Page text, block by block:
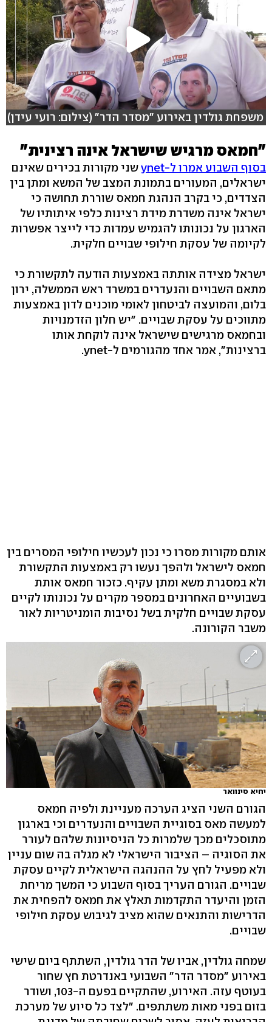
משפחת גולדין באירוע "מסדר הדר" (צילום: רועי עידן)
"חמאס מרגיש שישראל אינה רצינית"
בסוף השבוע אמרו ל-ynet
שני מקורות בכירים שאינם
ישראלים, המעורים בתמונת המצב של המשא ומתן בין
הצדדים, כי בקרב הנהגת חמאס שוררת תחושה כי
ישראל אינה משדרת מידת רצינות כלפי איתותיו של
הארגון על נכונותו להגמיש עמדות כדי לייצר אפשרות
לקיומה של עסקת חילופי שבויים חלקית.
ישראל מצידה אותתה באמצעות הודעה לתקשורת כי
מתאם השבויים והנעדרים במשרד ראש הממשלה, ירון
בלום, והמועצה לביטחון לאומי מוכנים לדון באמצעות
מתווכים על עסקת שבויים. "יש חלון הזדמנויות
ובחמאס מרגישים שישראל אינה לוקחת אותו
ברצינות", אמר אחד מהגורמים ל-ynet.
אותם מקורות מסרו כי נכון לעכשיו חילופי המסרים בין
חמאס לישראל ולהפך נעשו רק באמצעות התקשורת
ולא במסגרת משא ומתן עקיף. כזכור חמאס אותת
בשבועיים האחרונים במספר מקרים על נכונותו לקיים
עסקת שבויים חלקית בשל נסיבות הומניטריות לאור
משבר הקורונה.
יחיא סינוואר
הגורם השני הציג הערכה מעניינת ולפיה חמאס
למעשה מאס בסוגיית השבויים והנעדרים וכי בארגון
מתוסכלים מכך שלמרות כל הניסיונות שלהם לעורר
את הסוגיה – הציבור הישראלי לא מגלה בה שום עניין
ולא מפעיל לחץ על ההנהגה הישראלית לקיים עסקת
שבויים. הגורם העריך בסוף השבוע כי המשך מריחת
הזמן והיעדר התקדמות תאלץ את חמאס להפחית את
הדרישות והתנאים שהוא מציב לגיבוש עסקת חילופי
שבויים.
שמחה גולדין, אביו של הדר גולדין, השתתף ביום שישי
באירוע "מסדר הדר" השבועי באנדרטת חץ שחור
בעוטף עזה. האירוע, שהתקיים בפעם ה-103, ושודר
בזום בפני מאות משתתפים. "לצד כל סיוע של מערכת